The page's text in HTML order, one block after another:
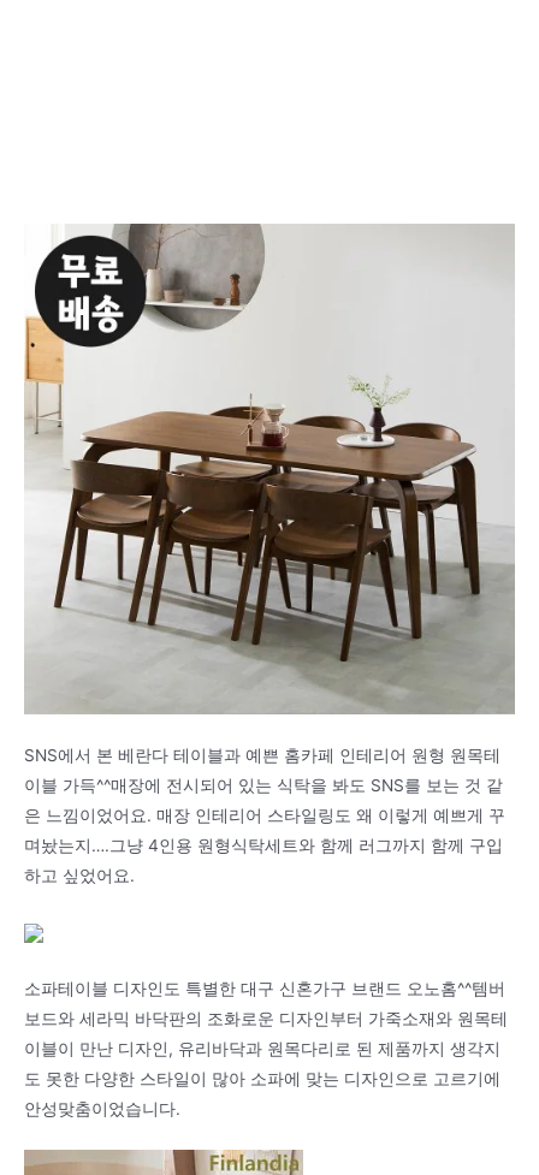
SNS에서 본 베란다 테이블과 예쁜 홈카페 인테리어 원형 원목테
이블 가득^^매장에 전시되어 있는 식탁을 봐도 SNS를 보는 것 같
은 느낌이었어요. 매장 인테리어 스타일링도 왜 이렇게 예쁘게 꾸
며놨는지….그냥 4인용 원형식탁세트와 함께 러그까지 함께 구입
하고 싶었어요.
소파테이블 디자인도 특별한 대구 신혼가구 브랜드 오노홈^^템버
보드와 세라믹 바닥판의 조화로운 디자인부터 가죽소재와 원목테
이블이 만난 디자인, 유리바닥과 원목다리로 된 제품까지 생각지
도 못한 다양한 스타일이 많아 소파에 맞는 디자인으로 고르기에
안성맞춤이었습니다.